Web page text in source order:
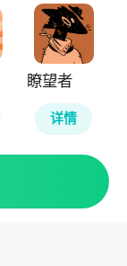
瞭望者
详情